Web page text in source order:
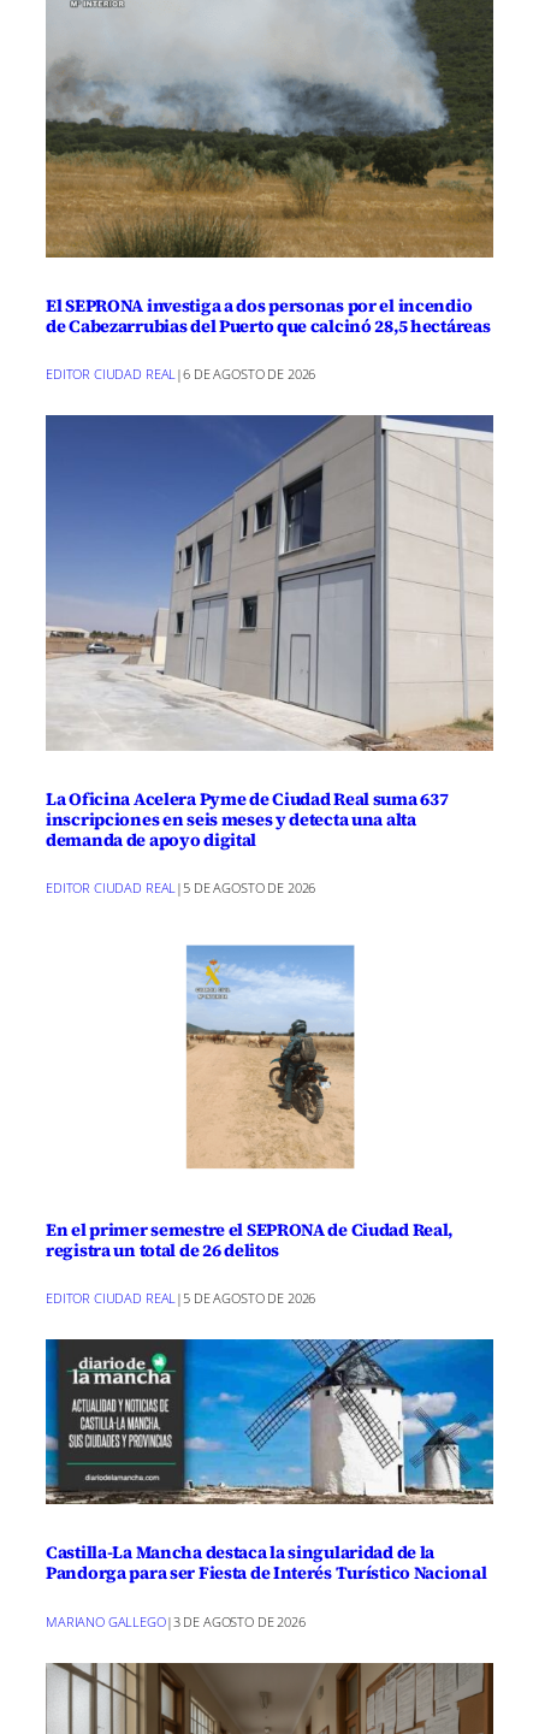
El SEPRONA investiga a dos personas por el incendio
de Cabezarrubias del Puerto que calcinó 28,5 hectáreas
EDITOR CIUDAD REAL|6 DE AGOSTO DE 2026
La Oficina Acelera Pyme de Ciudad Real suma 637
inscripciones en seis meses y detecta una alta
demanda de apoyo digital
EDITOR CIUDAD REAL|5 DE AGOSTO DE 2026
En el primer semestre el SEPRONA de Ciudad Real,
registra un total de 26 delitos
EDITOR CIUDAD REAL | 5 DE AGOSTO DE 2026
Castilla-La Mancha destaca la singularidad de la
Pandorga para ser Fiesta de Interés Turístico Nacional
MARIANO GALLEGO|3 DE AGOSTO DE 2026